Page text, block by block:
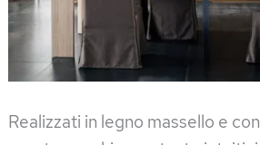
Realizzati in legno massello e